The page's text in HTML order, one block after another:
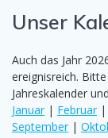
Unser
Auch das Jahr
ereignisreich.
Jahreskalender
Januar | Februar |
September |